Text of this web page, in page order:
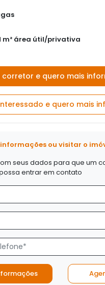
m² área útil/privativa
corretor e quero mais
e quero mais
ou visitar o
seus dados para que um
entrar em contato